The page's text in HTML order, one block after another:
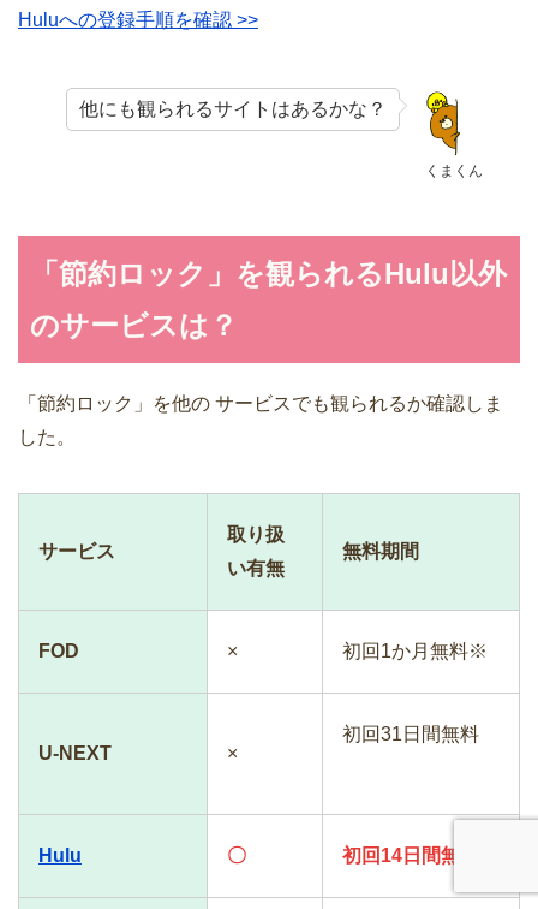
Huluへの登録手順を確認 >>
くまくん
他にも観られるサイトはあるかな？
「節約ロック」を観られるHulu以外
のサービスは？
「節約ロック」を他の サービスでも観られるか確認しま
した。
サービス
取り扱
い有無
無料期間
FOD × 初回1か月無料※
U-NEXT ×
初回31日間無料
Hulu 〇 初回14日間無料